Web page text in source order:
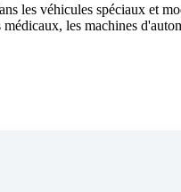
les véhicules spéciaux et
les machines